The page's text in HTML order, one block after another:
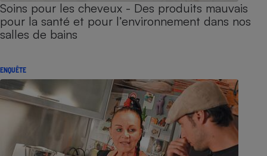
Soins pour les cheveux - Des produits mauvais
pour la santé et pour l’environnement dans nos
salles de bains
ENQUÊTE